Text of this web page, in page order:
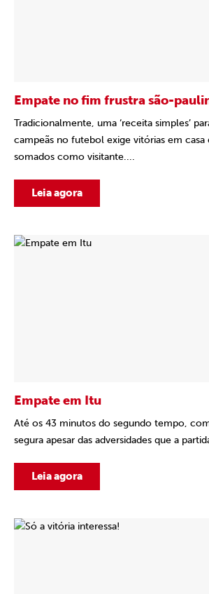
Empate no fim frustra são-
Tradicionalmente, uma ‘receita simples’
campeãs no futebol exige vitórias em casa
somados como visitante....
Leia agora
Empate em Itu
Até os 43 minutos do segundo tempo,
segura apesar das adversidades que a
Leia agora